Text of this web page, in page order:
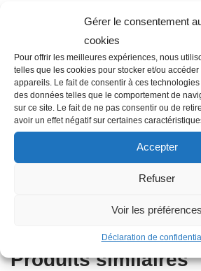
Gérer le consentement
cookies
Pour offrir les meilleures expériences, nous
telles que les cookies pour stocker et/ou
appareils. Le fait de consentir à ces
des données telles que le comportement de
sur ce site. Le fait de ne pas consentir ou de
avoir un effet négatif sur certaines
Accepter
Refuser
Voir les préférences
Déclaration de
Famille : F01
Diamètre : 40 mm
Filetage raccord : 1″
Raccordement : Femelle-Femelle-
Produits similaires